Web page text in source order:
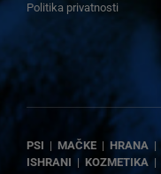
Politika privatnosti
PSI | MAČKE| HRANA|
ISHRANI | KOZMETIKA|